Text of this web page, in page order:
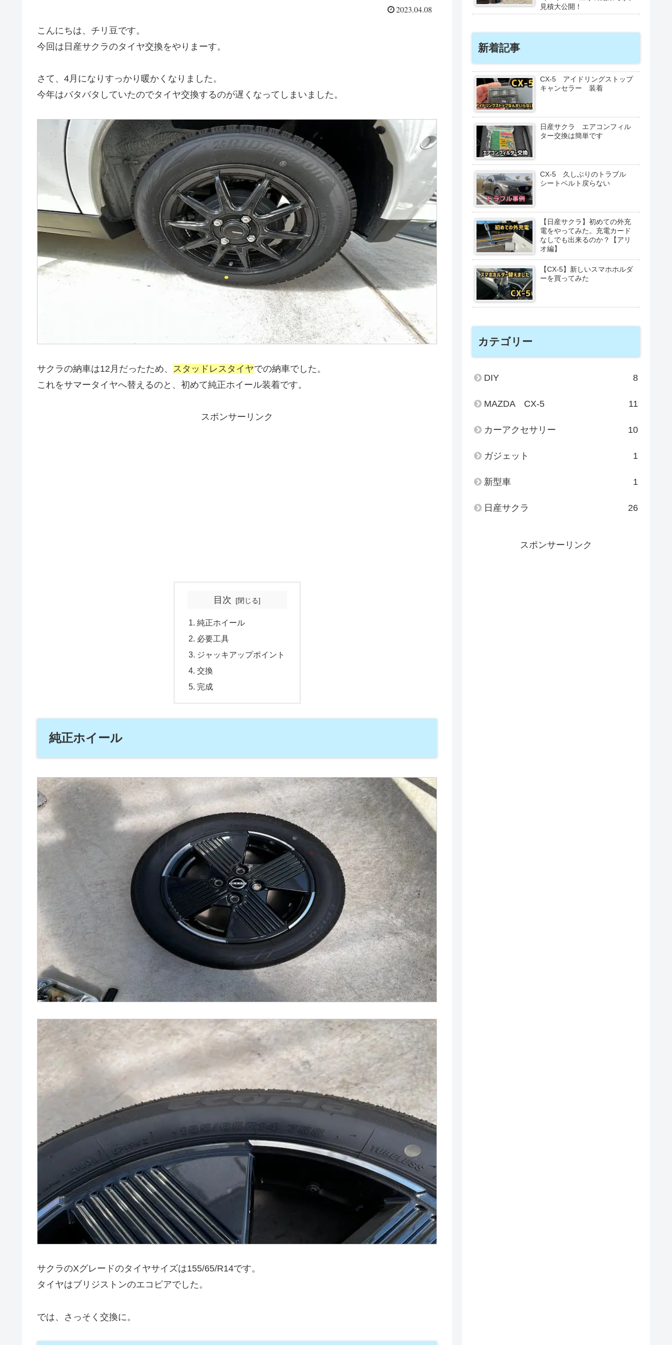
2023.04.08
こんにちは、チリ豆です。
今回は日産サクラのタイヤ交換をやりまーす。
さて、4月になりすっかり暖かくなりました。
今年はバタバタしていたのでタイヤ交換するのが遅くなってしまいました。
サクラの納車は12月だったため、 スタッドレスタイヤでの納車でした。
これをサマータイヤへ替えるのと、初めて純正ホイール装着です。
スポンサーリンク
目次
純正ホイール
必要工具
ジャッキアップポイント
交換
完成
純正ホイール
サクラのXグレードのタイヤサイズは155/65/R14です。
タイヤはブリジストンのエコピアでした。
では、さっそく交換に。
見積大公開！
新着記事
CX-5 アイドリングストップ
キャンセラー 装着
日産サクラ エアコンフィル
ター交換は簡単です
CX-5 久しぶりのトラブル
シートベルト戻らない
【日産サクラ】初めての外充
電をやってみた。充電カード
なしでも出来るのか？【アリ
オ編】
【CX-5】新しいスマホホルダ
ーを買ってみた
カテゴリー
DIY 8
MAZDA CX-5 11
カーアクセサリー 10
ガジェット 1
新型車 1
日産サクラ 26
スポンサーリンク